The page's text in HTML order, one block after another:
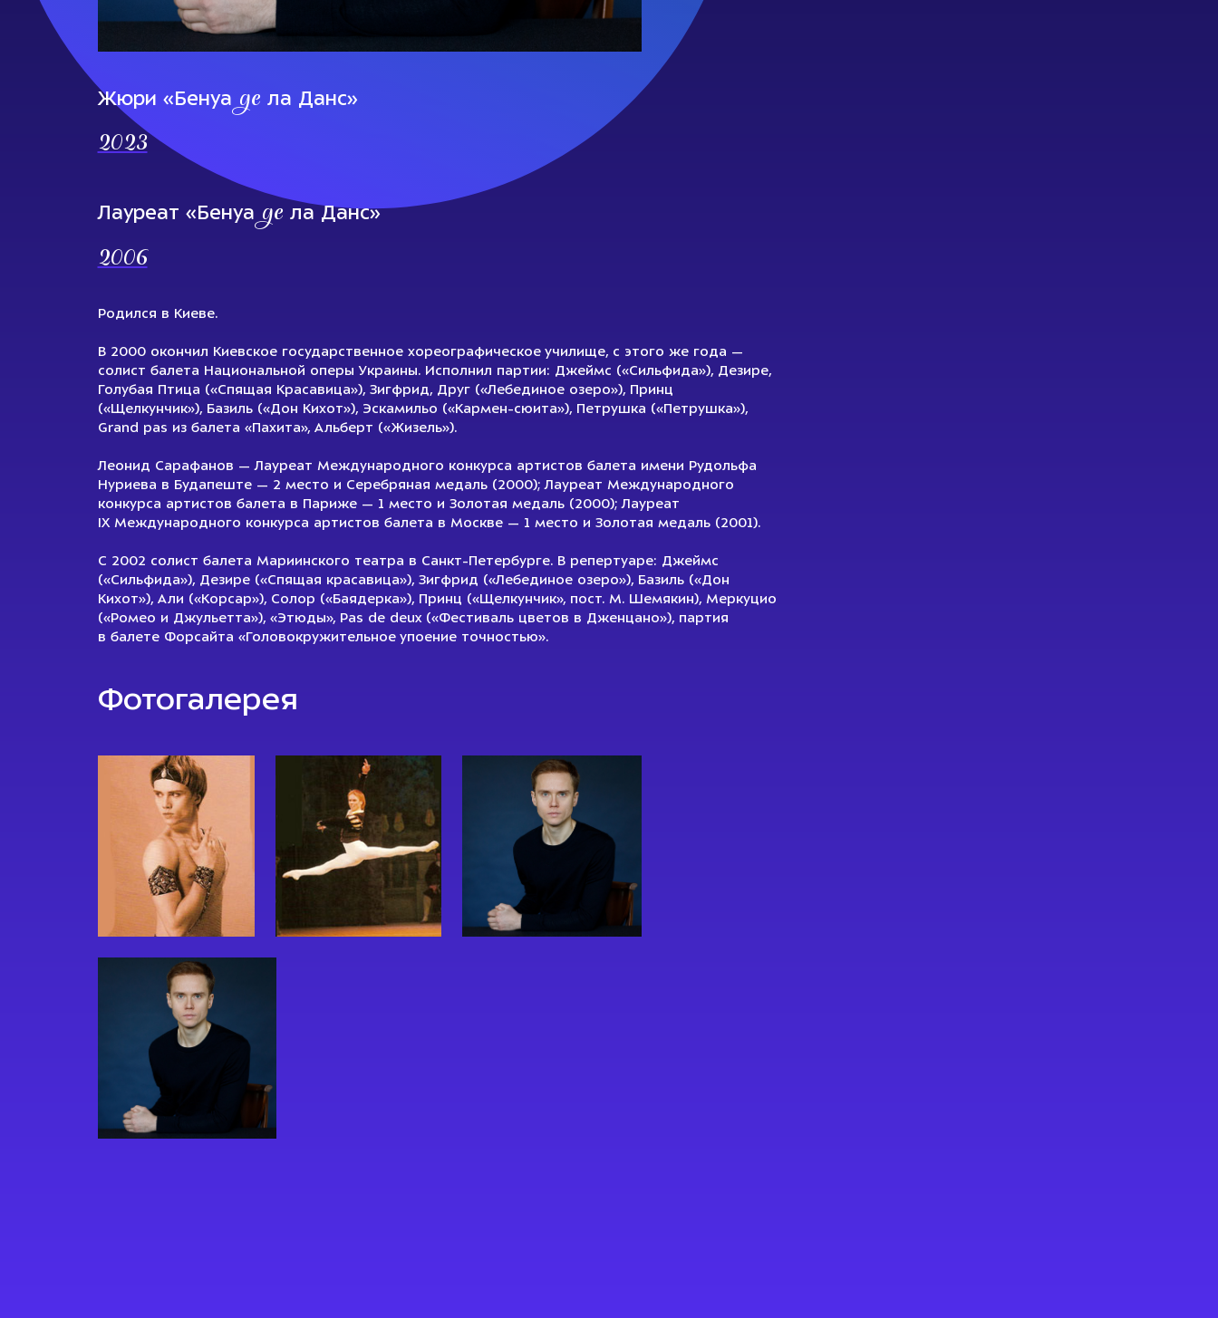
Жюри «Бенуа де ла Данс»
2023
Лауреат «Бенуа де ла Данс»
2006
Родился в Киеве.
В 2000 окончил Киевское государственное хореографическое училище, с этого же года —
солист балета Национальной оперы Украины. Исполнил партии: Джеймс («Сильфида»), Дезире,
Голубая Птица («Спящая Красавица»), Зигфрид, Друг («Лебединое озеро»), Принц
(«Щелкунчик»), Базиль («Дон Кихот»), Эскамильо («Кармен-сюита»), Петрушка («Петрушка»),
Grand pas из балета «Пахита», Альберт («Жизель»).
Леонид Сарафанов — Лауреат Международного конкурса артистов балета имени Рудольфа
Нуриева в Будапеште — 2 место и Серебряная медаль (2000); Лауреат Международного
конкурса артистов балета в Париже — 1 место и Золотая медаль (2000); Лауреат
IX Международного конкурса артистов балета в Москве — 1 место и Золотая медаль (2001).
С 2002 солист балета Мариинского театра в Санкт-Петербурге. В репертуаре: Джеймс
(«Сильфида»), Дезире («Спящая красавица»), Зигфрид («Лебединое озеро»), Базиль («Дон
Кихот»), Али («Корсар»), Солор («Баядерка»), Принц («Щелкунчик», пост. М. Шемякин), Меркуцио
(«Ромео и Джульетта»), «Этюды», Pas de deux («Фестиваль цветов в Дженцано»), партия
в балете Форсайта «Головокружительное упоение точностью».
Фотогалерея